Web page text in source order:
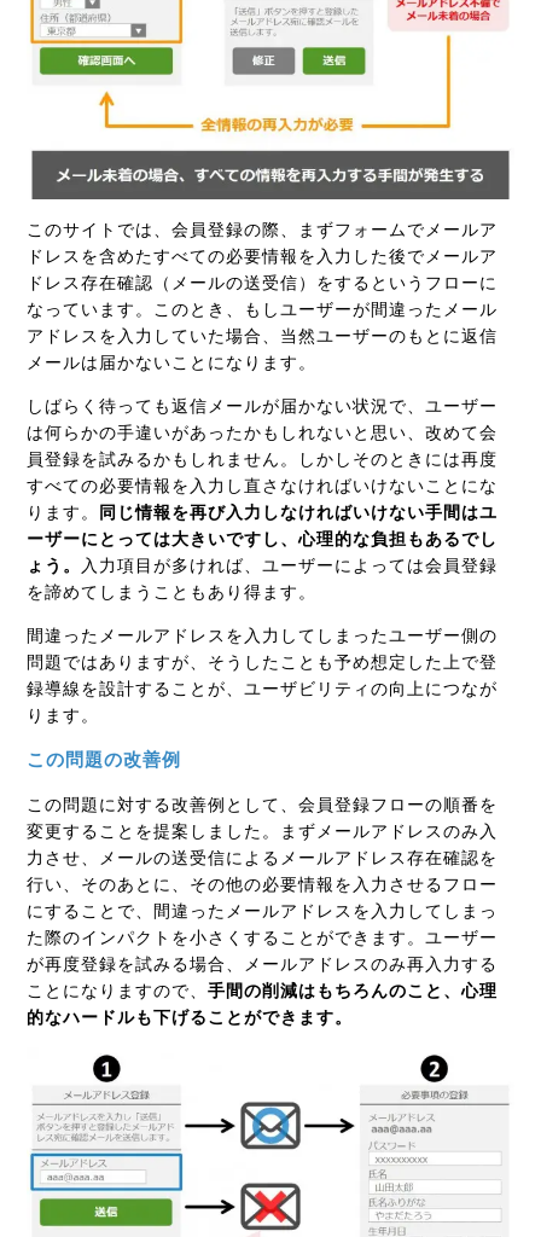
このサイトでは、会員登録の際、まずフォームでメールア
ドレスを含めたすべての必要情報を入力した後でメールア
ドレス存在確認（メールの送受信）をするというフローに
なっています。このとき、もしユーザーが間違ったメール
アドレスを入力していた場合、当然ユーザーのもとに返信
メールは届かないことになります。
しばらく待っても返信メールが届かない状況で、ユーザー
は何らかの手違いがあったかもしれないと思い、改めて会
員登録を試みるかもしれません。しかしそのときには再度
すべての必要情報を入力し直さなければいけないことにな
ります。
同じ情報を再び入力しなければいけない手間はユ
ーザーにとっては大きいですし、心理的な負担もあるでし
ょう。
入力項目が多ければ、ユーザーによっては会員登録
を諦めてしまうこともあり得ます。
間違ったメールアドレスを入力してしまったユーザー側の
問題ではありますが、そうしたことも予め想定した上で登
録導線を設計することが、ユーザビリティの向上につなが
ります。
この問題の改善例
この問題に対する改善例として、会員登録フローの順番を
変更することを提案しました。まずメールアドレスのみ入
力させ、メールの送受信によるメールアドレス存在確認を
行い、そのあとに、その他の必要情報を入力させるフロー
にすることで、間違ったメールアドレスを入力してしまっ
た際のインパクトを小さくすることができます。ユーザー
が再度登録を試みる場合、メールアドレスのみ再入力する
ことになりますので、手間の削減はもちろんのこと、心理
的なハードルも下げることができます。